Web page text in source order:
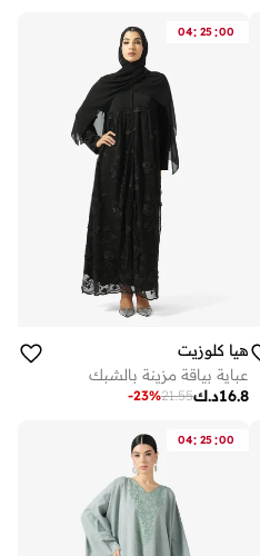
04: 25:00
هيا كلوزيت
عباية بياقة مزينة بالشبك
د.ك16.8
21.55
-23%
04: 25:00